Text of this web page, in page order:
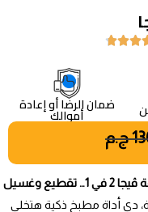



ضمان الرضا أو إعادة
أموالك
ج.م
اِختصري الوقت والمجهود في مطبخك! قطاعة ڤيجا 2 في 1… تقطيع وغسيل
أداة مطبخ ذكية هتخلي